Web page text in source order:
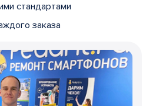
стандартами
заказа